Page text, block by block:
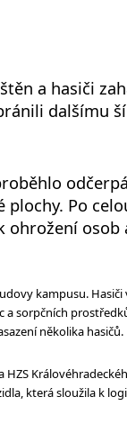
a hasiči
dalšímu
Po
ohrožení
kampusu.
sorpčních
několika hasičů.
která sloužila k